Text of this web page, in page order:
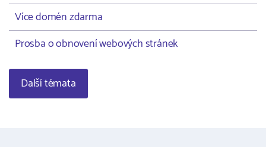
Více domén zdarma
Prosba o obnovení webových stránek
Další témata